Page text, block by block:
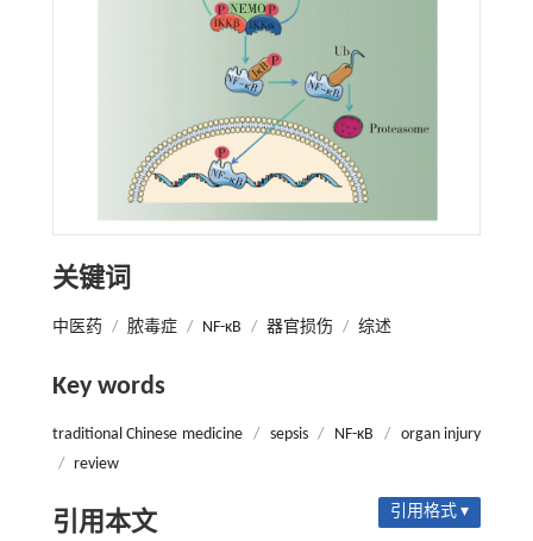
关键词
中医药 / 脓毒症 / NF-κB / 器官损伤 / 综述
Key words
traditional Chinese medicine / sepsis / NF-κB /
organ injury
/ review
引用本文 引用格式 ▾